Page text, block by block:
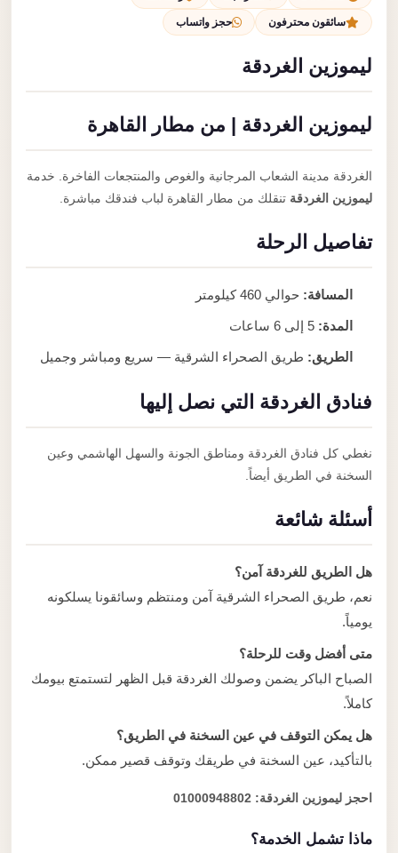
سائقون محترفون حجز واتساب
ليموزين الغردقة
ليموزين الغردقة | من مطار القاهرة
الغردقة مدينة الشعاب المرجانية والغوص والمنتجعات الفاخرة. خدمة
ليموزين الغردقةتنقلك من مطار القاهرة لباب فندقك مباشرة.
تفاصيل الرحلة
المسافة:حوالي 460 كيلومتر
المدة:5 إلى 6 ساعات
الطريق:طريق الصحراء الشرقية — سريع ومباشر وجميل
فنادق الغردقة التي نصل إليها
نغطي كل فنادق الغردقة ومناطق الجونة والسهل الهاشمي وعين
السخنة في الطريق أيضاً.
أسئلة شائعة
هل الطريق للغردقة آمن؟
نعم، طريق الصحراء الشرقية آمن ومنتظم وسائقونا يسلكونه
يومياً.
متى أفضل وقت للرحلة؟
الصباح الباكر يضمن وصولك الغردقة قبل الظهر لتستمتع بيومك
كاملاً.
هل يمكن التوقف في عين السخنة في الطريق؟
بالتأكيد، عين السخنة في طريقك وتوقف قصير ممكن.
احجز ليموزين الغردقة: 01000948802
ماذا تشمل الخدمة؟